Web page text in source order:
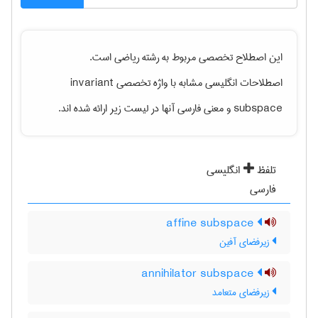
این اصطلاح تخصصی مربوط به رشتهرياضیاست.
اصطلاحات انگلیسی مشابه با واژه تخصصیinvariant
subspaceو معنی فارسی آنها در لیست زیر ارائه شده اند.
تلفظ
انگلیسی
فارسی
زیرفضای آفین
زیرفضای متعامد